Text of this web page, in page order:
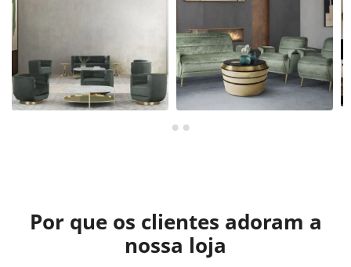
Por que os clientes adoram a
nossa loja